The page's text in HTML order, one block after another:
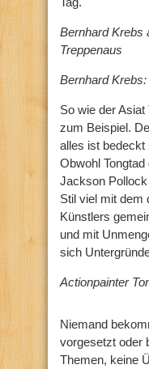
Bernhard Krebs
Treppenaus
Bernhard
So wie der
zum Beispiel.
alles ist bedeckt
Obwohl
Jackson
Stil viel mit dem
Künstlers
und mit
sich
Actionpainter
Niemand
vorgesetzt oder
Themen, keine